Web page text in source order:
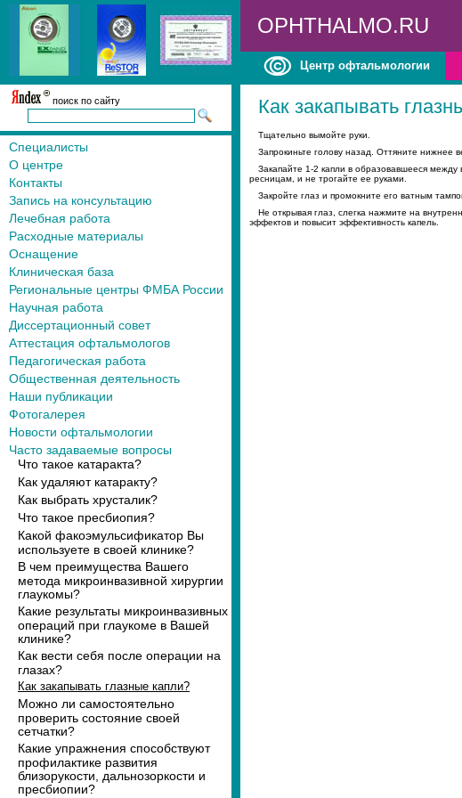
OPHTHALMO.RU
Центр офтальмологии
поиск по сайту
Специалисты
О центре
Контакты
Запись на консультацию
Лечебная работа
Расходные материалы
Оснащение
Клиническая база
Региональные центры ФМБА России
Научная работа
Диссертационный совет
Аттестация офтальмологов
Педагогическая работа
Общественная деятельность
Наши публикации
Фотогалерея
Новости офтальмологии
Часто задаваемые вопросы
Что такое катаракта?
Как удаляют катаракту?
Как выбрать хрусталик?
Что такое пресбиопия?
Какой факоэмульсификатор Вы
используете в своей клинике?
В чем преимущества Вашего
метода микроинвазивной хирургии
глаукомы?
Какие результаты микроинвазивных
операций при глаукоме в Вашей
клинике?
Как вести себя после операции на
глазах?
Как закапывать глазные капли?
Можно ли самостоятельно
проверить состояние своей
сетчатки?
Какие упражнения способствуют
профилактике развития
близорукости, дальнозоркости и
пресбиопии?
Как закапывать
Тщательно вымойте руки.
Запрокиньте голову назад. Оттяните нижнее
Закапайте 1-2 капли в образовавшееся
ресницам, и не трогайте ее руками.
Закройте глаз и промокните его ватным
Не открывая глаз, слегка нажмите на
эффектов и повысит эффективность капель.